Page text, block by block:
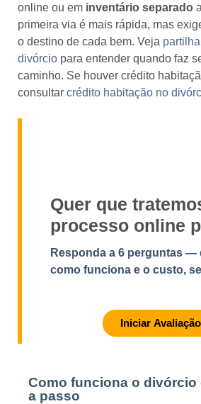
online ou em inventário separado
primeira via é mais rápida, mas
o destino de cada bem. Veja
divórcio para entender quando faz
caminho. Se houver crédito
consultar crédito habitação no
Iniciar Avaliação
Quer que
processo online
Responda a 6 perguntas —
como funciona e o custo,
Como funciona o divórcio
a passo